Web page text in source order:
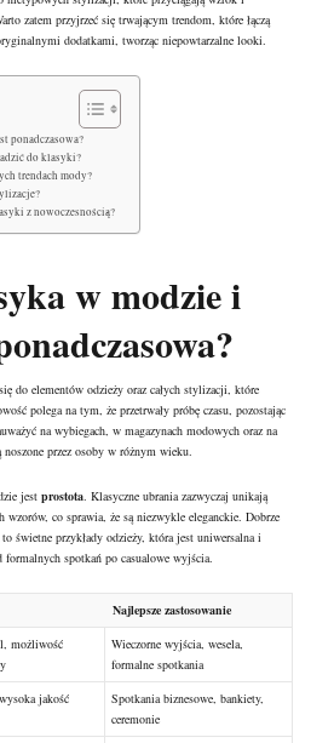
zatem przyjrzeć się trwającym trendom, które łączą
dodatkami, tworząc niepowtarzalne looki.
ponadczasowa?
do klasyki?
trendach mody?
z nowoczesnością?
w modzie i
do elementów odzieży oraz całych stylizacji, które
polega na tym, że przetrwały próbę czasu, pozostając
na wybiegach, w magazynach modowych oraz na
przez osoby w różnym wieku.
jest prostota. Klasyczne ubrania zazwyczaj unikają
co sprawia, że są niezwykle eleganckie. Dobrze
świetne przykłady odzieży, która jest uniwersalna i
spotkań po casualowe wyjścia.
Najlepsze zastosowanie
, możliwość
Wieczorne wyjścia, wesela,
formalne spotkania
jakość
Spotkania biznesowe, bankiety,
ceremonie